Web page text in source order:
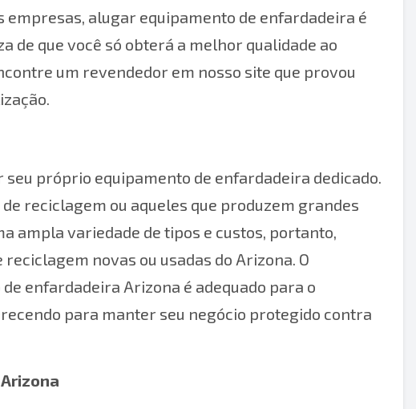
empresas, alugar equipamento de enfardadeira é
de que você só obterá a melhor qualidade ao
um revendedor em nosso site que provou
próprio equipamento de enfardadeira dedicado.
reciclagem ou aqueles que produzem grandes
ampla variedade de tipos e custos, portanto,
novas ou usadas do Arizona. O
enfardadeira Arizona é adequado para o
para manter seu negócio protegido contra